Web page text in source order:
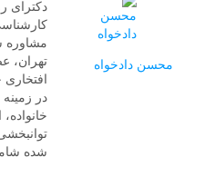
محسن دادخواه
دکترای
مشاوره
تهران،
در
شده